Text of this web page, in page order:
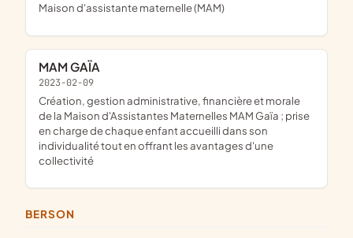
maison d'assistante maternelle (MAM)
MAM GAÏA
2023-02-09
création, gestion administrative, financière et morale
de la Maison d'Assistantes Maternelles MAM Gaïa ; prise
en charge de chaque enfant accueilli dans son
individualité tout en offrant les avantages d'une
collectivité
BERSON